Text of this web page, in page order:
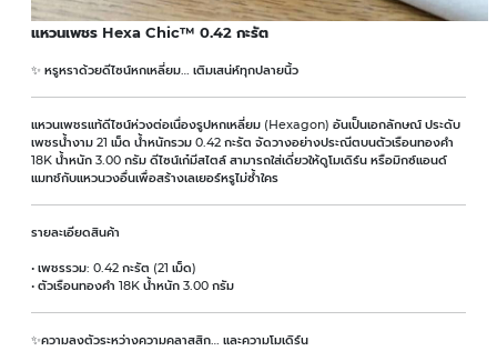
แหวนเพชร Hexa Chic™ 0.42 กะรัต
✨ หรูหราด้วยดีไซน์หกเหลี่ยม… เติมเสน่ห์ทุกปลายนิ้ว
แหวนเพชรแท้ดีไซน์ห่วงต่อเนื่องรูปหกเหลี่ยม (Hexagon) อันเป็นเอกลักษณ์ ประดับ
เพชรน้ำงาม 21 เม็ด น้ำหนักรวม 0.42 กะรัต จัดวางอย่างประณีตบนตัวเรือนทองคำ
18K น้ำหนัก 3.00 กรัม ดีไซน์เก๋มีสไตล์ สามารถใส่เดี่ยวให้ดูโมเดิร์น หรือมิกซ์แอนด์
แมทช์กับแหวนวงอื่นเพื่อสร้างเลเยอร์หรูไม่ซ้ำใคร
รายละเอียดสินค้า
• เพชรรวม: 0.42 กะรัต (21 เม็ด)
• ตัวเรือนทองคำ 18K น้ำหนัก 3.00 กรัม
✨ความลงตัวระหว่างความคลาสสิก… และความโมเดิร์น